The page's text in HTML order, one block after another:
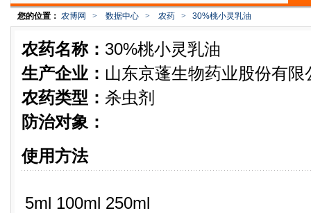
您的位置： 农博网 > 数据中心 > 农药 > 30%桃小灵乳油
农药名称： 30%桃小灵乳油
生产企业： 山东京蓬生物药业股份有限
农药类型： 杀虫剂
防治对象：
使用方法
5ml 100ml 250ml